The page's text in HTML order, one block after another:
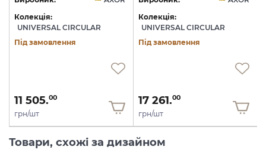
Колекція:
UNIVERSAL CIRCULAR
Під замовлення
11 505.00
грн/шт
Колекція:
UNIVERSAL CIRCULAR
Під замовлення
17 261.00
грн/шт
Товари, схожі за дизайном